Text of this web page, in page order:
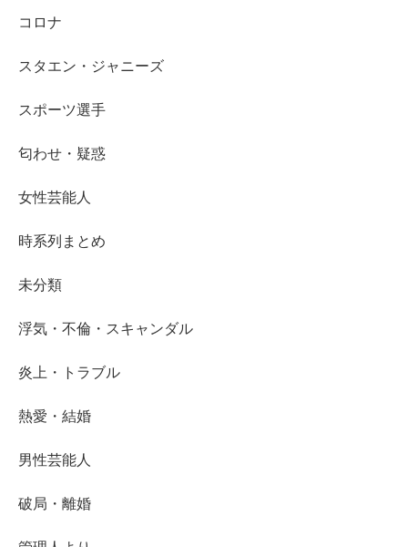
コロナ
スタエン・ジャニーズ
スポーツ選手
匂わせ・疑惑
女性芸能人
時系列まとめ
未分類
浮気・不倫・スキャンダル
炎上・トラブル
熱愛・結婚
男性芸能人
破局・離婚